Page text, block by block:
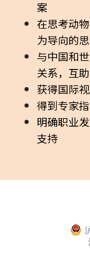
案
在思考动
为导向的
与中国和
关系，互
获得国际
得到专家
明确职业
支持